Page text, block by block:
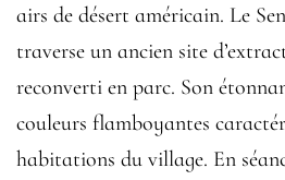
airs de désert américain. Le
traverse un ancien site
reconverti en parc. Son
couleurs flamboyantes
habitations du village. En